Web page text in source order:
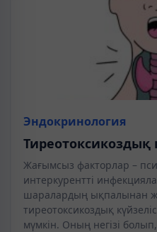
Эндокринология
Тиреотоксикоздық
Жағымсыз факторлар –
интеркурентті
шаралардың ықпалынан
тиреотоксикоздық
мүмкін. Оның негізі